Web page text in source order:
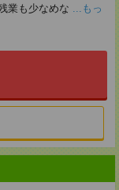
業も少なめな ...もっ